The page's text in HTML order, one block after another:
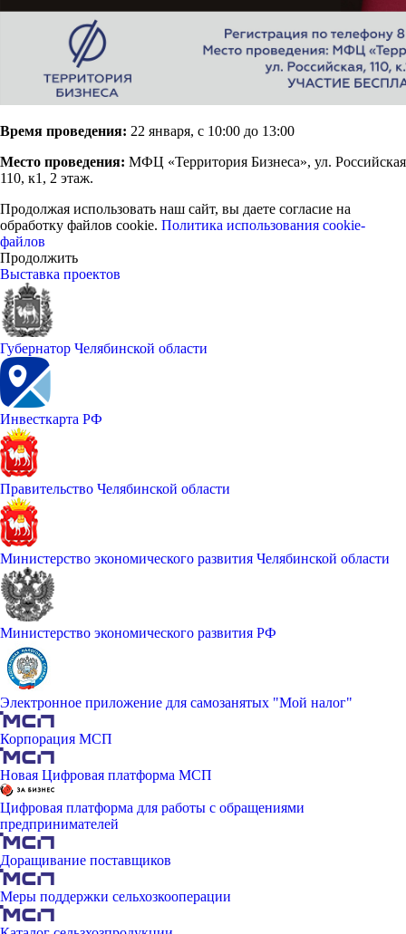
Время проведения: 22 января, с 10:00 до 13:00
Место проведения: МФЦ «Территория Бизнеса», ул. Российская
110, к1, 2 этаж.
Продолжая использовать наш сайт, вы даете согласие на
обработку файлов cookie. Политика использования cookie-
файлов
Продолжить
Выставка проектов
Губернатор Челябинской области
Инвесткарта РФ
Правительство Челябинской области
Министерство экономического развития Челябинской области
Министерство экономического развития РФ
Электронное приложение для самозанятых "Мой налог"
Корпорация МСП
Новая Цифровая платформа МСП
Цифровая платформа для работы с обращениями
предпринимателей
Доращивание поставщиков
Меры поддержки сельхозкооперации